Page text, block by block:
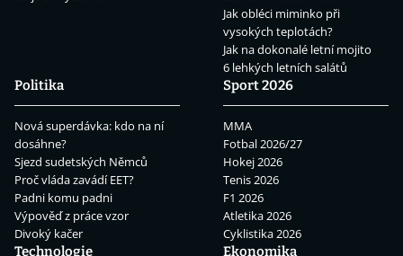
Jak obléci miminko při
vysokých teplotách?
Jak na dokonalé letní mojito
6 lehkých letních salátů
Politika
Nová superdávka: kdo na ní
dosáhne?
Sjezd sudetských Němců
Proč vláda zavádí EET?
Padni komu padni
Výpověď z práce vzor
Divoký kačer
Sport 2026
MMA
Fotbal 2026/27
Hokej 2026
Tenis 2026
F1 2026
Atletika 2026
Cyklistika 2026
Technologie
Ekonomika